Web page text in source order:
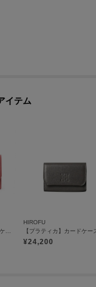
お知らせいたします。
ーーー
イテム
HIROFU
¥24,200